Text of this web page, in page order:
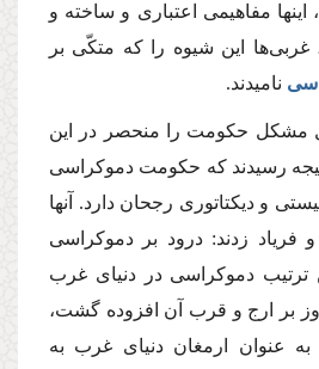
اینها مفاهیمى اعتبارى و ساخته و
غربى‌ها این شیوه را كه متكّى بر
نامیدند.
مشكل حكومت را منحصر در این
نتیجه رسیدند كه حكومت دموكراسى
و دیكتاتورى رجحان دارد. آنها
فریاد زدند: درود بر دموكراسى
ترتیب دموكراسى در دنیاى غرب
بر ارج و قرب آن افزوده گشت،
به عنوان ارمغان دنیاى غرب به